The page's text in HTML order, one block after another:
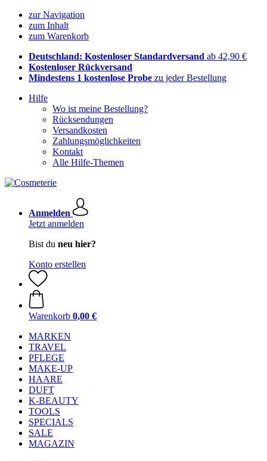
zur Navigation
zum Inhalt
zum Warenkorb
Deutschland: Kostenloser Standardversand ab 42,90 €
Kostenloser Rückversand
Mindestens 1 kostenlose Probe zu jeder Bestellung
Hilfe
Wo ist meine Bestellung?
Rücksendungen
Versandkosten
Zahlungsmöglichkeiten
Kontakt
Alle Hilfe-Themen
Anmelden
Jetzt anmelden
Bist du neu hier?
Konto erstellen
Warenkorb 0,00 €
MARKEN
TRAVEL
PFLEGE
MAKE-UP
HAARE
DUFT
K-BEAUTY
TOOLS
SPECIALS
SALE
MAGAZIN